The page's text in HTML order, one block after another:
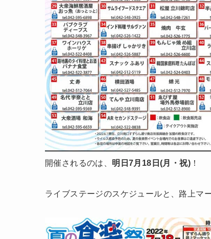
開催されるのは、 明日7月18日(月・祝) ！
ライブステージのスケジュールと、路上マ